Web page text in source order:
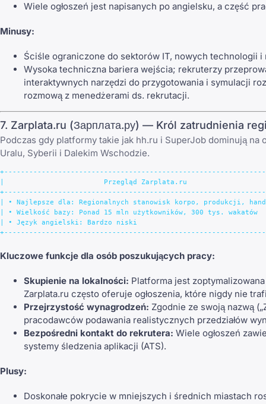
Wiele ogłoszeń jest napisanych po angielsku, a część
Minusy:
Ściśle ograniczone do sektorów IT, nowych technologii
Wysoka techniczna bariera wejścia; rekruterzy
interaktywnych narzędzi do przygotowania i symulacji
rozmową z menedżerami ds. rekrutacji.
7. Zarplata.ru (Зарплата.ру) — Król zatrudnienia
Podczas gdy platformy takie jak hh.ru i SuperJob dominują
Uralu, Syberii i Dalekim Wschodzie.
|                        Przegląd Zarplata.ru
| • Najlepsze dla: Regionalnych stanowisk korpo, produkcji,
| • Wielkość bazy: Ponad 15 mln użytkowników, 300 tys.
| • Język angielski: Bardzo niski
Kluczowe funkcje dla osób poszukujących pracy:
Skupienie na lokalności: Platforma jest
Zarplata.ru często oferuje ogłoszenia, które nigdy nie
Przejrzystość wynagrodzeń: Zgodnie ze swoją nazwą
pracodawców podawania realistycznych przedziałów
Bezpośredni kontakt do rekrutera: Wiele ogłoszeń
systemy śledzenia aplikacji (ATS).
Plusy:
Doskonałe pokrycie w mniejszych i średnich miastach